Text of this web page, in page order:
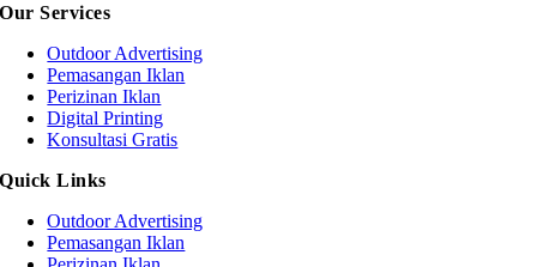
Our Services
Outdoor Advertising
Pemasangan Iklan
Perizinan Iklan
Digital Printing
Konsultasi Gratis
Quick Links
Outdoor Advertising
Pemasangan Iklan